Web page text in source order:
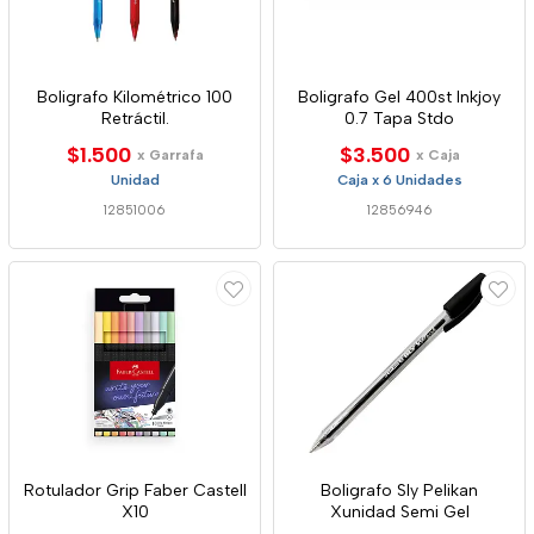
Boligrafo Kilométrico 100
Retráctil.
$1.500 x Garrafa
Unidad
12851006
Boligrafo Gel 400st Inkjoy
0.7 Tapa Stdo
$3.500 x Caja
Caja x 6 Unidades
12856946
Rotulador Grip Faber Castell
X10
Boligrafo Sly Pelikan
Xunidad Semi Gel